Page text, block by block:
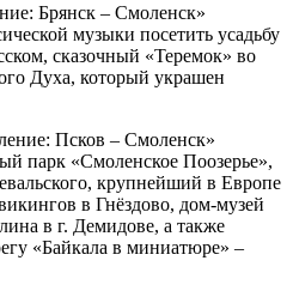
Брянск – Смоленск»
музыки посетить усадьбу
сказочный «Теремок» во
Духа, который украшен
Псков – Смоленск»
парк «Смоленское Поозерье»,
крупнейший в Европе
в Гнёздово, дом-музей
в г. Демидове, а также
«Байкала в миниатюре» –